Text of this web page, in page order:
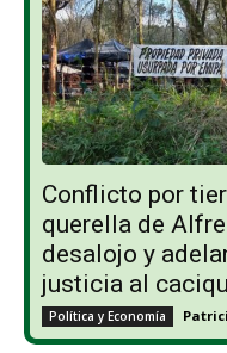
Conflicto por
querella de
desalojo y
justicia al
Política y Economía